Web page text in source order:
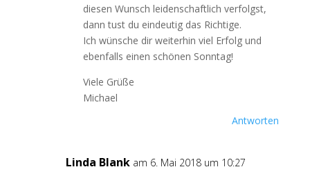
diesen Wunsch leidenschaftlich verfolgst,
dann tust du eindeutig das Richtige.
Ich wünsche dir weiterhin viel Erfolg und
ebenfalls einen schönen Sonntag!
Viele Grüße
Michael
Antworten
Linda Blank am 6. Mai 2018 um 10:27